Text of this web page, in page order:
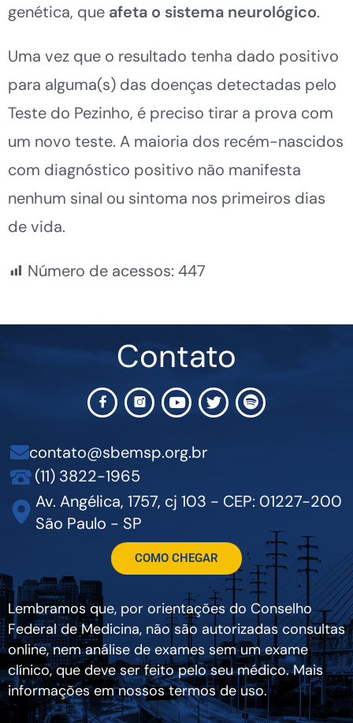
genética, que afeta o sistema neurológico.
Uma vez que o resultado tenha dado positivo
para alguma(s) das doenças detectadas pelo
Teste do Pezinho, é preciso tirar a prova com
um novo teste. A maioria dos recém-nascidos
com diagnóstico positivo não manifesta
nenhum sinal ou sintoma nos primeiros dias
de vida.
Número de acessos: 447
Contato
contato@sbemsp.org.br
(11) 3822-1965
Av. Angélica, 1757, cj 103 - CEP: 01227-200
São Paulo - SP
COMO CHEGAR
Lembramos que, por orientações do Conselho
Federal de Medicina, não são autorizadas consultas
online, nem análise de exames sem um exame
clínico, que deve ser feito pelo seu médico. Mais
informações em nossos termos de uso.